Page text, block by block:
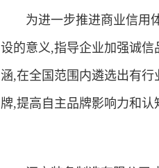
为进一步推进商业信用体
设的意义,指导企业加强诚
涵,在全国范围内遴选出有
牌,提高自主品牌影响力和